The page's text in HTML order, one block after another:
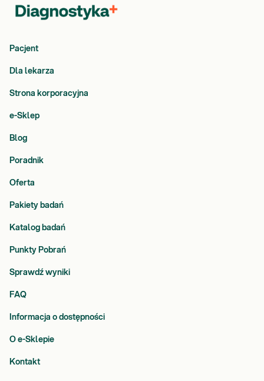
Pacjent
Dla lekarza
Strona korporacyjna
e-Sklep
Blog
Poradnik
Oferta
Pakiety badań
Katalog badań
Punkty Pobrań
Sprawdź wyniki
FAQ
Informacja o dostępności
O e-Sklepie
Kontakt